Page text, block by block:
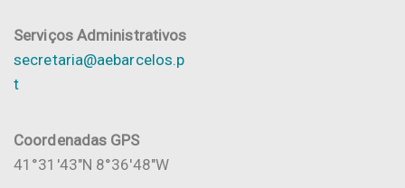
Serviços Administrativos
secretaria@aebarcelos.p
t
Coordenadas GPS
41°31'43"N 8°36'48"W